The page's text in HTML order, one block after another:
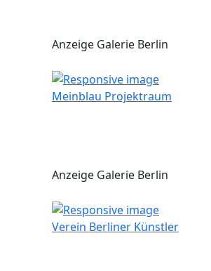
Anzeige Galerie Berlin
Meinblau Projektraum
Anzeige Galerie Berlin
Verein Berliner Künstler